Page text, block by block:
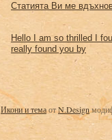
Статията Ви ме
Hello I am so thrilled I
really found you by
Иконии темаотN.Design